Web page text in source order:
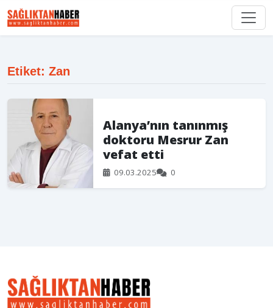
Etiket: Zan
Alanya’nın tanınmış
doktoru Mesrur Zan
vefat etti
09.03.2025 0